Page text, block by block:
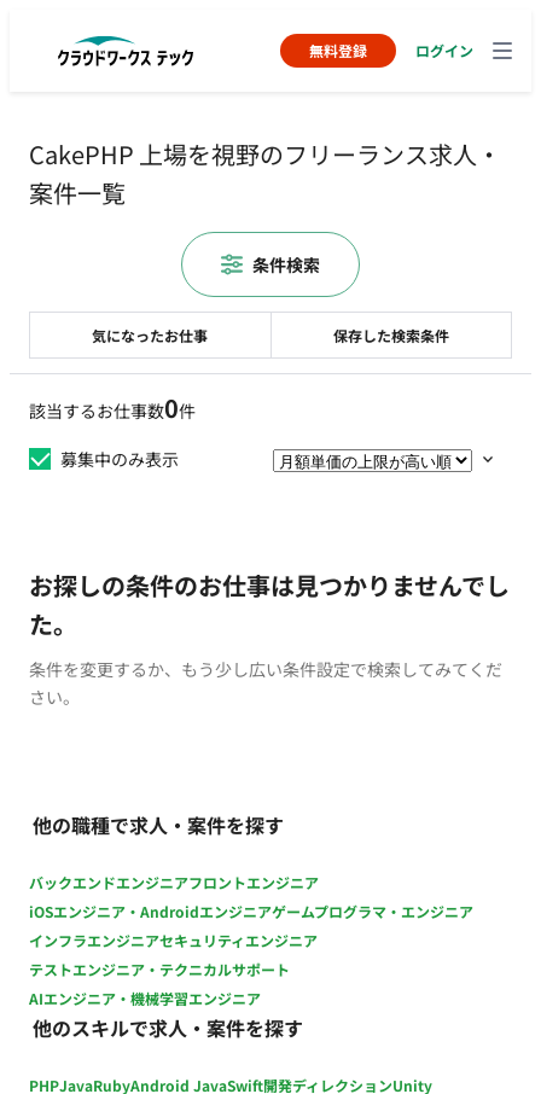
無料登録 ログイン
CakePHP 上場を視野のフリーランス求人・
案件一覧
該当するお仕事数0件
募集中のみ表示
お探しの条件のお仕事は見つかりませんでし
た。
条件を変更するか、もう少し広い条件設定で検索してみてくだ
さい。
他の職種で求人・案件を探す
バックエンドエンジニアフロントエンジニア
iOSエンジニア・Androidエンジニアゲームプログラマ・エンジニア
インフラエンジニアセキュリティエンジニア
テストエンジニア・テクニカルサポート
AIエンジニア・機械学習エンジニア
他のスキルで求人・案件を探す
PHPJavaRubyAndroid JavaSwift開発ディレクションUnity
気になったお仕事 保存した検索条件
条件検索